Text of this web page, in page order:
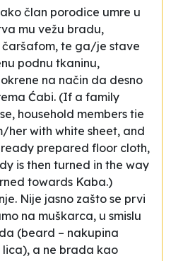
ako član porodice umre u
mu vežu bradu,
te ga/je stave
podnu tkaninu,
na način da desno
Ćabi. (If a family
household members tie
her with white sheet, and
prepared floor cloth,
is then turned in the way
towards Kaba.)
Nije jasno zašto se prvi
na muškarca, u smislu
(beard – nakupina
a ne brada kao